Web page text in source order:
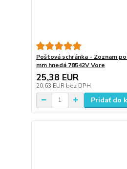
Poštová schránka - Zoznam
mm hnedá 78542V Vore
25,38 EUR
20,63 EUR bez DPH
Pridať do